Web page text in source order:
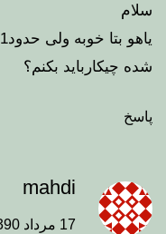
سلام
شده چیکارباید بکنم؟
پاسخ
mahdi
17 مرداد 1390 در 19:46